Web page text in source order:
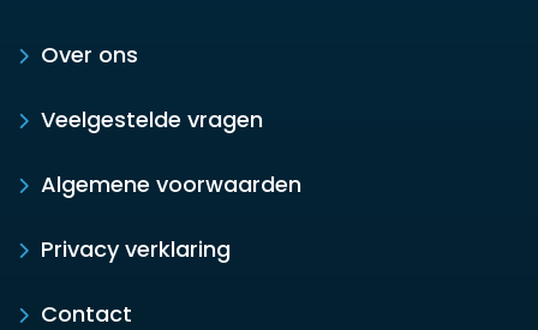
Over ons
Veelgestelde vragen
Algemene voorwaarden
Privacy verklaring
Contact